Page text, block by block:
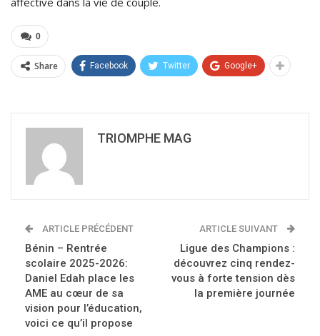
0
Share Facebook Twitter Google+
TRIOMPHE MAG
ARTICLE PRÉCÉDENT
Bénin – Rentrée
scolaire 2025-2026:
Daniel Edah place les
AME au cœur de sa
vision pour l’éducation,
voici ce qu’il propose
ARTICLE SUIVANT
Ligue des Champions :
découvrez cinq rendez-
vous à forte tension dès
la première journée